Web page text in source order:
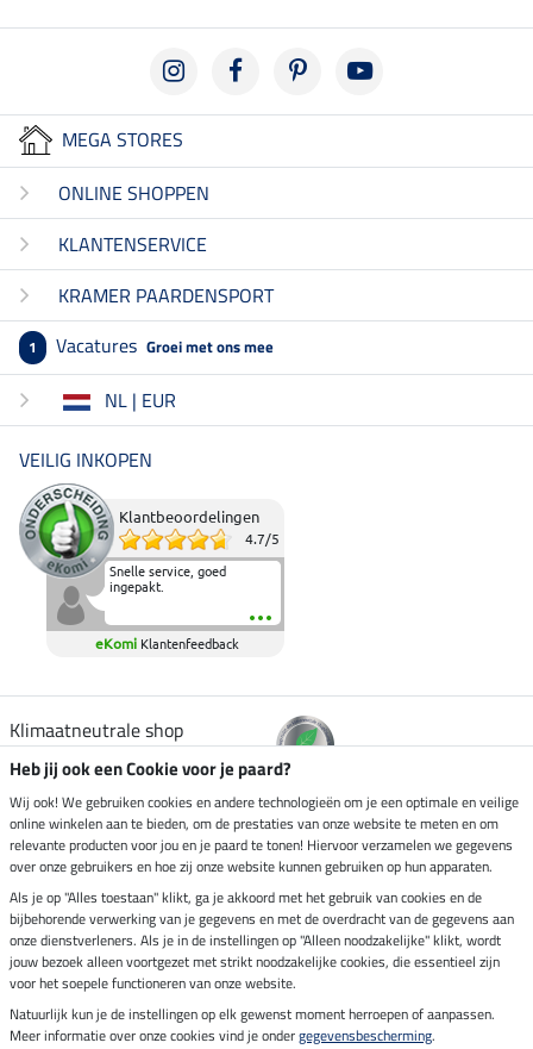
MEGA STORES
ONLINE SHOPPEN
KLANTENSERVICE
KRAMER PAARDENSPORT
1 Vacatures Groei met ons mee
NL | EUR
VEILIG INKOPEN
Klantbeoordelingen
4.7/5
Snelle service, goed
ingepakt.
eKomi Klantenfeedback
Klimaatneutrale shop
Verzending per
Veilig betalen met
Impressum
Heb jij ook een Cookie voor je paard?
Wij ook! We gebruiken cookies en andere technologieën om je een optimale en veilige
online winkelen aan te bieden, om de prestaties van onze website te meten en om
relevante producten voor jou en je paard te tonen! Hiervoor verzamelen we gegevens
over onze gebruikers en hoe zij onze website kunnen gebruiken op hun apparaten.
Als je op "Alles toestaan" klikt, ga je akkoord met het gebruik van cookies en de
bijbehorende verwerking van je gegevens en met de overdracht van de gegevens aan
onze dienstverleners. Als je in de instellingen op "Alleen noodzakelijke" klikt, wordt
jouw bezoek alleen voortgezet met strikt noodzakelijke cookies, die essentieel zijn
voor het soepele functioneren van onze website.
Natuurlijk kun je de instellingen op elk gewenst moment herroepen of aanpassen.
Meer informatie over onze cookies vind je ondergegevensbescherming.